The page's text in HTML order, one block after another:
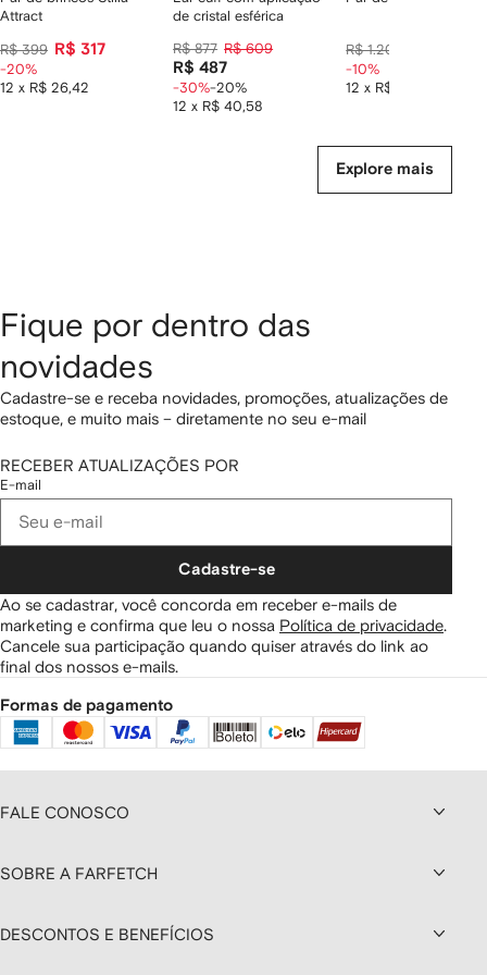
Attract
R$ 399 R$ 317
12 x R$ 26,42
-20%
de cristal esférica
R$ 877 R$ 609
R$ 487
12 x R$ 40,58
-30%-20%
R$ 1.200
12 x R$ 85,83
-10%
Explore mais
Fique por dentro das
novidades
Cadastre-se e receba novidades, promoções, atualizações de
estoque, e muito mais – diretamente no seu e-mail
RECEBER ATUALIZAÇÕES POR
E-mail
Cadastre-se
Ao se cadastrar, você concorda em receber e-mails de
marketing e confirma que leu o nossa Política de privacidade
Cancele sua participação quando quiser através do link ao
final dos nossos e-mails.
Formas de pagamento
FALE CONOSCO
SOBRE A FARFETCH
DESCONTOS E BENEFÍCIOS